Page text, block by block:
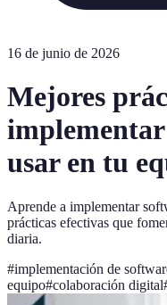
16 de junio de 2026
Mejores
usar en tu
Aprende a implementar
prácticas efectivas que
diaria.
#implementación de
equipo#colaboración digital